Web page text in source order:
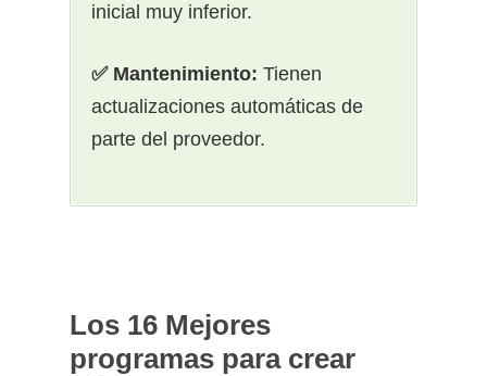
inicial muy inferior.
✅ Mantenimiento: Tienen
actualizaciones automáticas de
parte del proveedor.
Los 16 Mejores
programas para crear